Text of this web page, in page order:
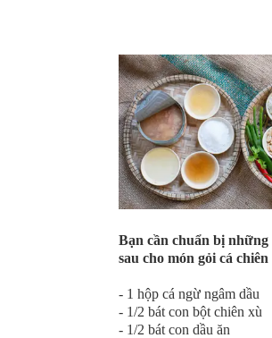
Bạn cần chuẩn bị những
sau cho món gỏi cá chiên
- 1 hộp cá ngừ ngâm dầu
- 1/2 bát con bột chiên xù
- 1/2 bát con dầu ăn